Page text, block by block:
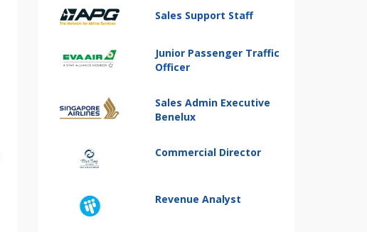
Sales Support Staff
Junior Passenger Traffic
Officer
Sales Admin Executive
Benelux
Commercial Director
Revenue Analyst